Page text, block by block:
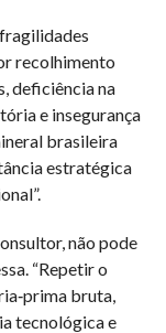
recolhimento
deficiência na
e insegurança
brasileira
estratégica
não pode
“Repetir o
bruta,
tecnológica e